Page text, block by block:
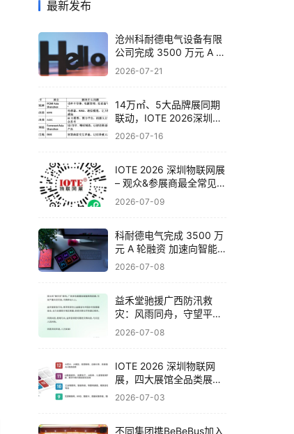
最新发布
沧州科耐德电气设备有限
公司完成 3500 万元 A 轮
融资，布局智能配电全产
2026-07-21
14万㎡、5大品牌展同期
联动，IOTE 2026深圳物
联网展邀你一次看完全产
2026-07-16
IOTE 2026 深圳物联网展
– 观众&参展商最全常见问
题解答！
2026-07-09
科耐德电气完成 3500 万
元 A 轮融资 加速向智能
电气系统集成商战略转型
2026-07-08
​益禾堂驰援广西防汛救
灾：风雨同舟，守望平
安！
2026-07-08
IOTE 2026 深圳物联网
展，四大展馆全品类展品
与头部企业一览！
2026-07-03
不同集团携BeBeBus加入